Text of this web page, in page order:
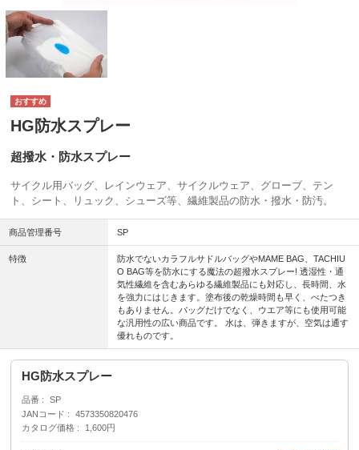
HG防水スプレー
超撥水・防水スプレー
サイクル用バッグ、レインウェア、サイクルウェア、グローブ、テン
ト、シート、リュック、シューズ等、繊維製品の防水・撥水・防汚。
商品管理番号 SP
特徴
防水でないカラフルサドルバッグやMAME BAG、TACHIU
O BAG等を防水にする魔法の超撥水スプレー! 透湿性・通
気性繊維を含むあらゆる繊維製品にも対応し、長時間、水
を強力にはじきます。塗布後の乾燥時間も早く、べたつき
もありません。バッグだけでなく、ウエア等にも使用可能
な汎用性の広い商品です。 水は、弾きますが、空気は通す
優れものです。
HG防水スプレー
品番
SP
JANコード
4573350820476
カタログ価格
1,600円